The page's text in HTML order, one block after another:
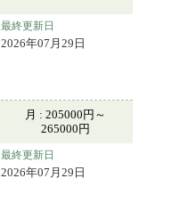
最終更新日
2026年07月29日
月 : 205000円～
265000円
最終更新日
2026年07月29日